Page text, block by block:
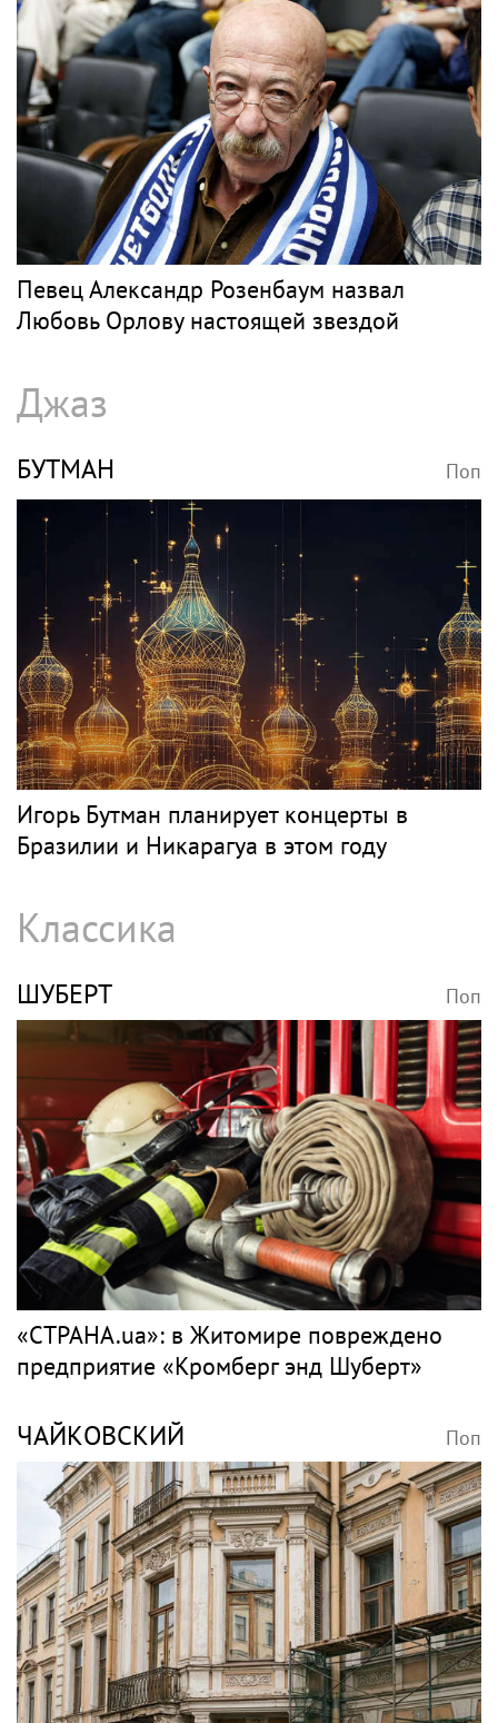
Певец Александр Розенбаум назвал
Любовь Орлову настоящей звездой
Джаз
БУТМАН Поп
Игорь Бутман планирует концерты в
Бразилии и Никарагуа в этом году
Классика
ШУБЕРТ Поп
«СТРАНА.ua»: в Житомире повреждено
предприятие «Кромберг энд Шуберт»
ЧАЙКОВСКИЙ Поп